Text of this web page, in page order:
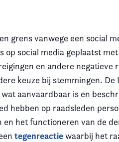
grens vanwege een social
op social media geplaatst
en andere negatieve
keuze bij stemmingen.
aanvaardbaar is en
hebben op raadsleden
het functioneren van de
tegenreactie waarbij het